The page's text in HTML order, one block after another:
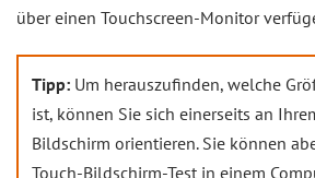
über einen Touchscreen-Monitor
Tipp: Um herauszufinden, welche
ist, können Sie sich einerseits an
Bildschirm orientieren. Sie können
Touch-Bildschirm-Test in einem